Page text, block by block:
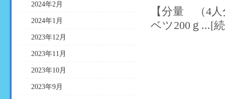
【分量 （4
ベツ200ｇ...[
2024年2月
2024年1月
2023年12月
2023年11月
2023年10月
2023年9月